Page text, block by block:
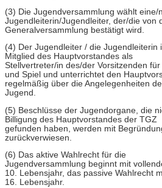
(3) Die Jugendversammlung wählt eine/n
Jugendleiterin/Jugendleiter, der/die von
Generalversammlung bestätigt wird.
(4) Der Jugendleiter / die Jugendleiterin
Mitglied des Hauptvorstandes als
Stellvertreter/in des/der Vorsitzenden für
und Spiel und unterrichtet den
regelmäßig über die Angelegenheiten
Jugend.
(5) Beschlüsse der Jugendorgane, die
Billigung des Hauptvorstandes der TGZ
gefunden haben, werden mit
zurückverwiesen.
(6) Das aktive Wahlrecht für die
Jugendversammlung beginnt mit
10. Lebensjahr, das passive Wahlrecht
16. Lebensjahr.